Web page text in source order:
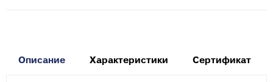
Описание Характеристики Сертификат